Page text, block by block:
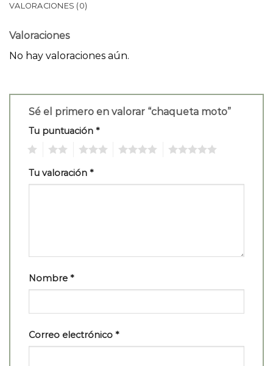
VALORACIONES (0)
Valoraciones
No hay valoraciones aún.
Sé el primero en valorar “chaqueta moto”
Tu puntuación *
Tu valoración *
Nombre *
Correo electrónico *